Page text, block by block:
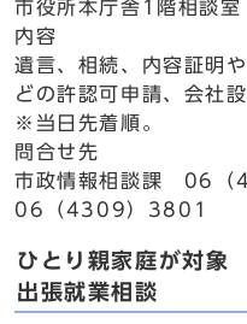
市役所本庁舎1階相談室
内容
遺言、相続、内容証明
どの許認可申請、会社
※当日先着順。
問合せ先
市政情報相談課 06（
06（4309）3801
ひとり親家庭が対象
出張就業相談